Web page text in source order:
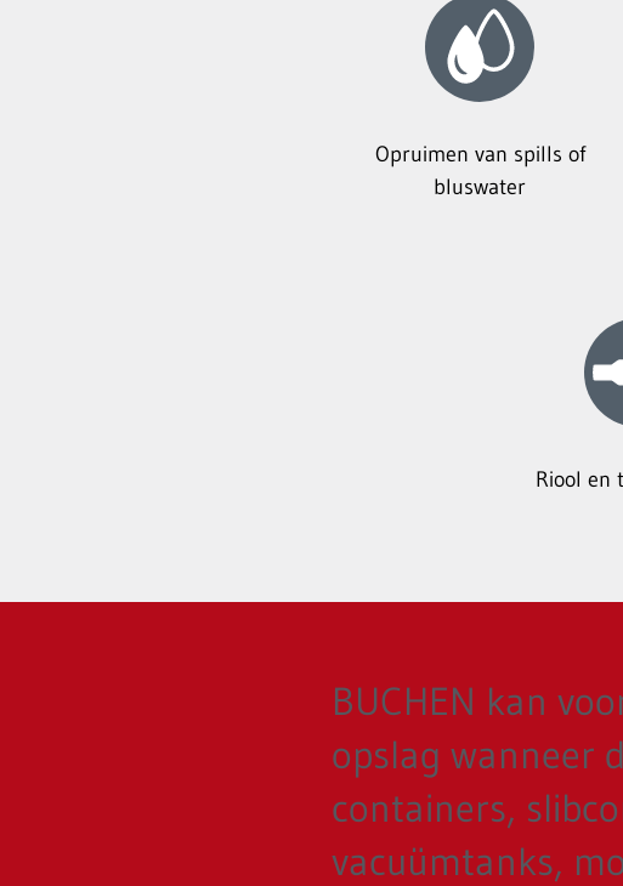
Opruimen van spills of
bluswater
Riool en
BUCHEN kan
opslag wanneer
containers,
vacuümtanks,